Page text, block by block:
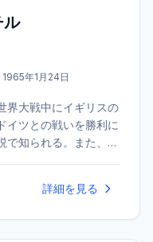
ル
年1月24日
界大戦中にイギリスの
イツとの戦いを勝利に
で知られる。また、優
詳細を見る